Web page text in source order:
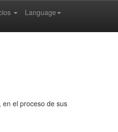
Language
el proceso de sus